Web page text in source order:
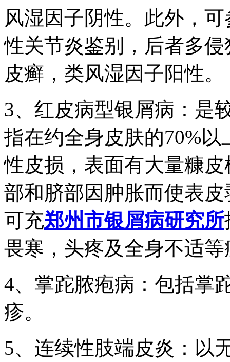
风湿因子阴性。此外，
性关节炎鉴别，后者多
皮癣，类风湿因子阳性。
3、红皮病型银屑病：是
指在约全身皮肤的70%
性皮损，表面有大量糠
部和脐部因肿胀而使表
可充郑州市银屑病研究所
畏寒，头疼及全身不适等
4、掌跎脓疱病：包括掌
疹。
5、连续性肢端皮炎：以